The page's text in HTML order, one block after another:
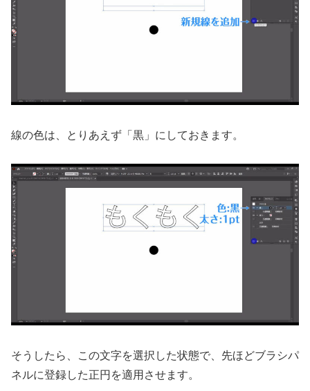
線の色は、とりあえず「黒」にしておきます。
そうしたら、この文字を選択した状態で、先ほどブラシパ
ネルに登録した正円を適用させます。